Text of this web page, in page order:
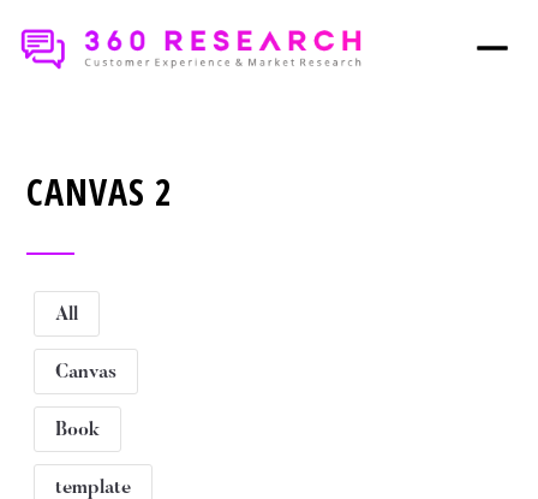
CANVAS 2
All
Canvas
Book
template